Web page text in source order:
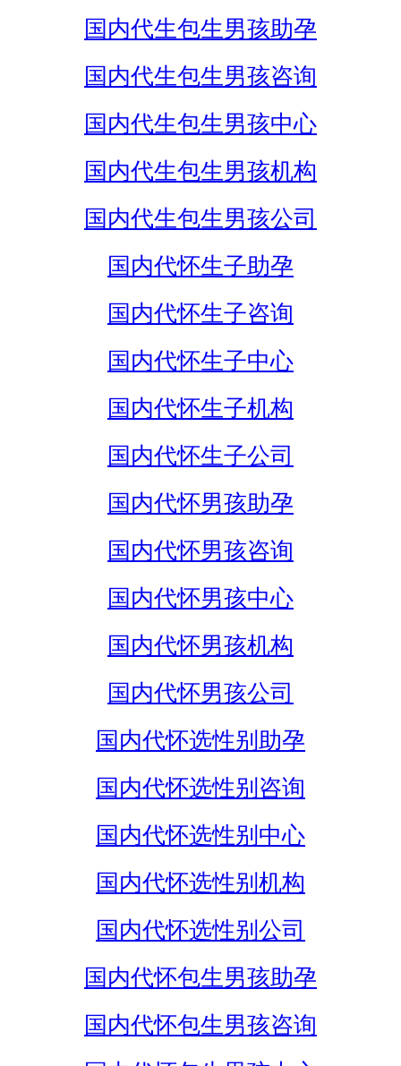
国内代生包生男孩助孕
国内代生包生男孩咨询
国内代生包生男孩中心
国内代生包生男孩机构
国内代生包生男孩公司
国内代怀生子助孕
国内代怀生子咨询
国内代怀生子中心
国内代怀生子机构
国内代怀生子公司
国内代怀男孩助孕
国内代怀男孩咨询
国内代怀男孩中心
国内代怀男孩机构
国内代怀男孩公司
国内代怀选性别助孕
国内代怀选性别咨询
国内代怀选性别中心
国内代怀选性别机构
国内代怀选性别公司
国内代怀包生男孩助孕
国内代怀包生男孩咨询